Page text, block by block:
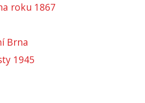
roku 1867
Brna
1945